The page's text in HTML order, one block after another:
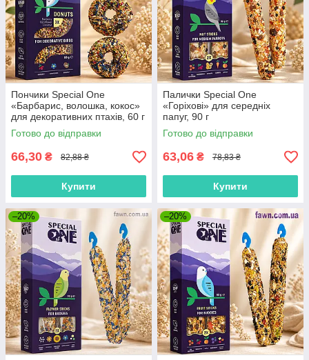
Пончики Speciаl One
«Барбарис, волошка, кокос»
для декоративних птахів, 60 г
Готово до відправки
66,30 ₴ 82,88 ₴
Купити
Палички Speciаl One
«Горіхові» для середніх
папуг, 90 г
Готово до відправки
63,06 ₴ 78,83 ₴
Купити
–20% –20%